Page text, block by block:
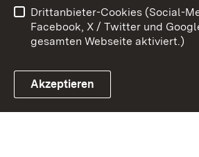
Link zum Landesportal
Impressum Cookies
Drittanbieter-Cookies (Social-
Facebook, X / Twitter und
gesamten Webseite aktiviert.)
Akzeptieren